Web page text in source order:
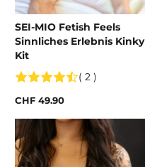
SEI-MIO Fetish Feels
Sinnliches Erlebnis Kinky
Kit
( 2 )
CHF 49.90